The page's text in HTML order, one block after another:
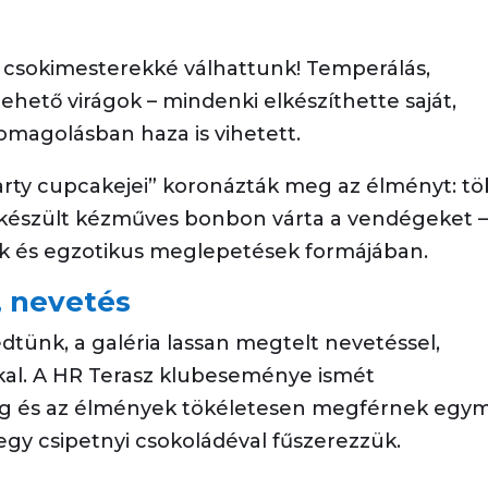
válhattunk! Temperálás,
virágok – mindenki elkészíthette saját,
haza is vihetett.
cupcakejei” koronázták meg az élményt:
kézműves bonbon várta a vendégeket –
és egzotikus meglepetések formájában.
nevetés
a galéria lassan megtelt nevetéssel,
A HR Terasz klubeseménye ismét
és az élmények tökéletesen megférnek
csipetnyi csokoládéval fűszerezzük.